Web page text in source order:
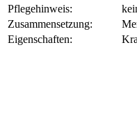
Pflegehinweis:
Zusammensetzung:
Eigenschaften: